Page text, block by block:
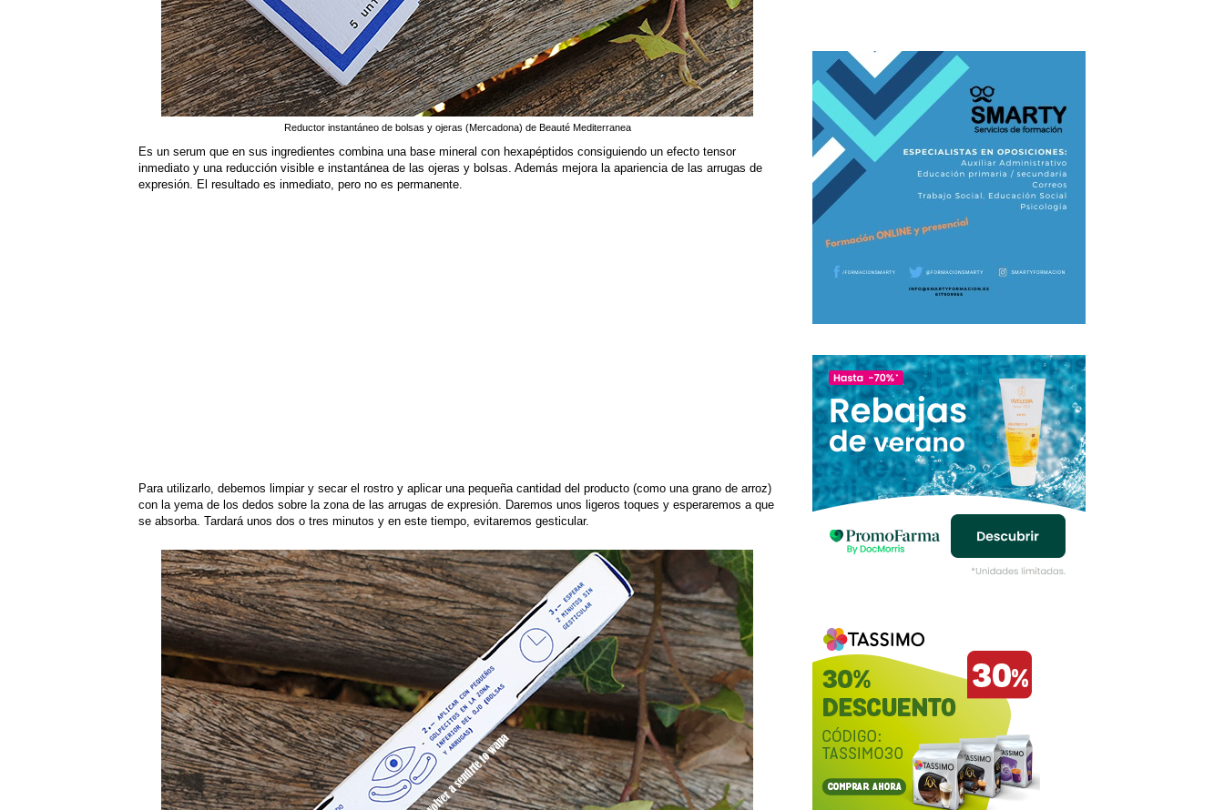
Reductor instantáneo de bolsas y ojeras (Mercadona) de Beauté Mediterranea
Es un serum que en sus ingredientes combina una base mineral con hexapéptidos consiguiendo un efecto tensor
inmediato y una reducción visible e instantánea de las ojeras y bolsas. Además mejora la apariencia de las arrugas de
expresión. El resultado es inmediato, pero no es permanente.
Para utilizarlo, debemos limpiar y secar el rostro y aplicar una pequeña cantidad del producto (como una grano de arroz)
con la yema de los dedos sobre la zona de las arrugas de expresión. Daremos unos ligeros toques y esperaremos a que
se absorba. Tardará unos dos o tres minutos y en este tiempo, evitaremos gesticular.